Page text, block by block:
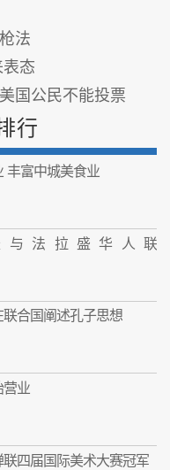
法
态
国公民不能投票
行
丰富中城美食业
与法拉盛华人联
建孔子铜像
合国阐述孔子思想
营业
四届国际美术大赛冠军